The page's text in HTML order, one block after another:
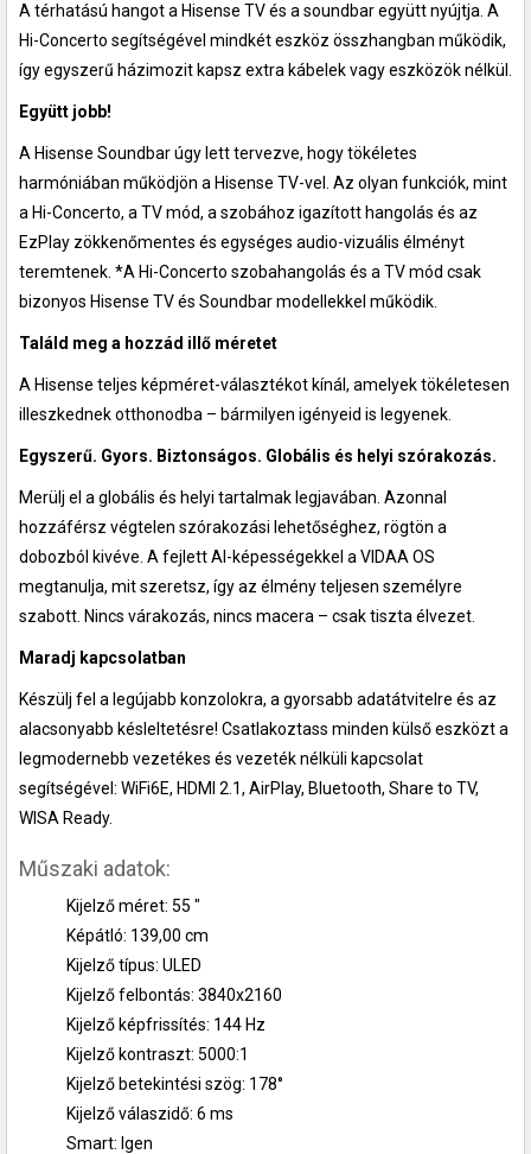
A térhatású hangot a Hisense TV és a soundbar együtt nyújtja. A
Hi-Concerto segítségével mindkét eszköz összhangban működik,
így egyszerű házimozit kapsz extra kábelek vagy eszközök nélkül.
Együtt jobb!
A Hisense Soundbar úgy lett tervezve, hogy tökéletes
harmóniában működjön a Hisense TV-vel. Az olyan funkciók, mint
a Hi-Concerto, a TV mód, a szobához igazított hangolás és az
EzPlay zökkenőmentes és egységes audio-vizuális élményt
teremtenek. *A Hi-Concerto szobahangolás és a TV mód csak
bizonyos Hisense TV és Soundbar modellekkel működik.
Találd meg a hozzád illő méretet
A Hisense teljes képméret-választékot kínál, amelyek tökéletesen
illeszkednek otthonodba – bármilyen igényeid is legyenek.
Egyszerű. Gyors. Biztonságos. Globális és helyi szórakozás.
Merülj el a globális és helyi tartalmak legjavában. Azonnal
hozzáférsz végtelen szórakozási lehetőséghez, rögtön a
dobozból kivéve. A fejlett AI-képességekkel a VIDAA OS
megtanulja, mit szeretsz, így az élmény teljesen személyre
szabott. Nincs várakozás, nincs macera – csak tiszta élvezet.
Maradj kapcsolatban
Készülj fel a legújabb konzolokra, a gyorsabb adatátvitelre és az
alacsonyabb késleltetésre! Csatlakoztass minden külső eszközt a
legmodernebb vezetékes és vezeték nélküli kapcsolat
segítségével: WiFi6E, HDMI 2.1, AirPlay, Bluetooth, Share to TV,
WISA Ready.
Műszaki adatok:
Kijelző méret: 55 "
Képátló: 139,00 cm
Kijelző típus: ULED
Kijelző felbontás: 3840x2160
Kijelző képfrissítés: 144 Hz
Kijelző kontraszt: 5000:1
Kijelző betekintési szög: 178°
Kijelző válaszidő: 6 ms
Smart: Igen